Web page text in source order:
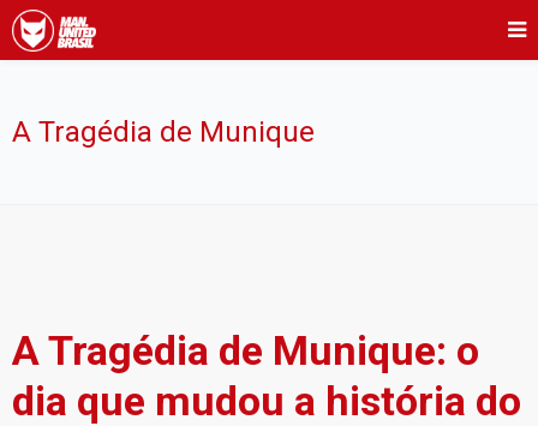
A Tragédia de Munique
A Tragédia de Munique: o
dia que mudou a história do